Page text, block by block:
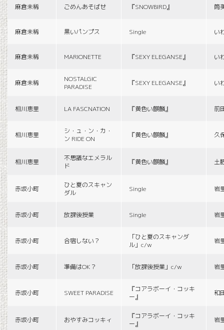
麻倉未稀 ごめんあそばせ 『SNOWBIRD』 筒
麻倉未稀 黒いパンプス Single い
麻倉未稀 MARIONETTE 『SEXY ELEGANSE』 い
麻倉未稀
NOSTALGIC
PARADISE
『SEXY ELEGANSE』 い
相川恵里 LA FASCNATION 『黄色い麒麟』 前
相川恵里
シ・ュ・ン・カ・
ン RIDE ON
『黄色い麒麟』 久
相川恵里
不思議なエメラル
ド
『黄色い麒麟』 土
赤坂小町
ひと夏のスキャン
ダル
Single 岩
赤坂小町 放課後授業 Single 岩
赤坂小町 合宿しない？
「ひと夏のスキャンダ
ル」c/w
岩
赤坂小町 準備はOK？ 「放課後授業」c/w 岩
赤坂小町 SWEET PARADISE
『コアラボーイ・コッキ
ー』
和
赤坂小町 おやすみコッキィ
『コアラボーイ・コッキ
ー』
岩